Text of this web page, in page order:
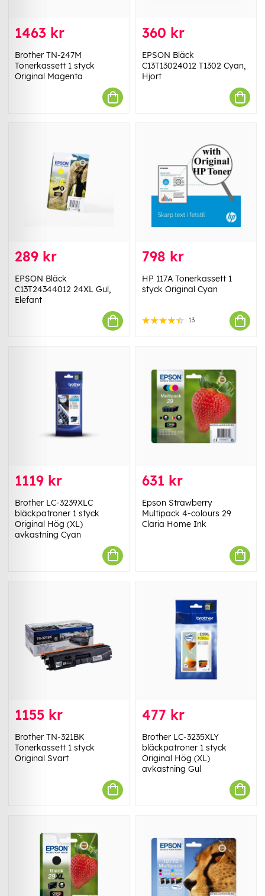
1463 kr
Brother TN-247M
Tonerkassett 1 styck
Original Magenta
360 kr
EPSON Bläck
C13T13024012 T1302 Cyan,
Hjort
289 kr
EPSON Bläck
C13T24344012 24XL Gul,
Elefant
798 kr
HP 117A Tonerkassett 1
styck Original Cyan
13
1119 kr
Brother LC-3239XLC
bläckpatroner 1 styck
Original Hög (XL)
avkastning Cyan
631 kr
Epson Strawberry
Multipack 4-colours 29
Claria Home Ink
1155 kr
Brother TN-321BK
Tonerkassett 1 styck
Original Svart
477 kr
Brother LC-3235XLY
bläckpatroner 1 styck
Original Hög (XL)
avkastning Gul